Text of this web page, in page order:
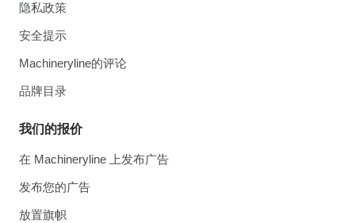
隐私政策
安全提示
Machineryline的评论
品牌目录
我们的报价
在 Machineryline 上发布广告
发布您的广告
放置旗帜